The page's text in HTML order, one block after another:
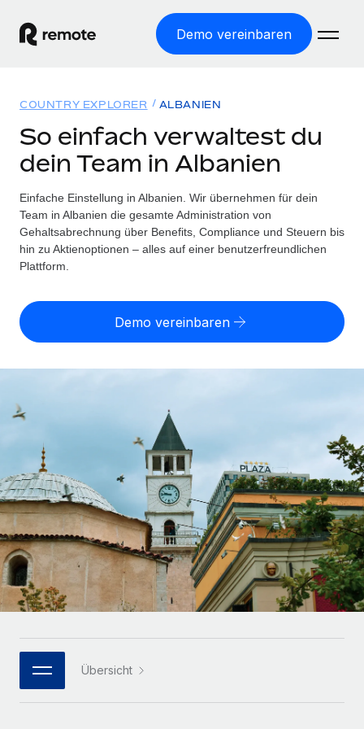
Demo vereinbaren
WELTWEITE BESCHÄFTIGUNG
Globale Payroll
Einfache, rechtssicher Payroll
Employer of Record
Weltweites Wachstum ohne Kosten für Niederlassungen
Contractor of Record
Rechtssichere, weltweite Arbeit mit Freelancer:innen
Globales Onboarding und Verwalten von
Auslagern von komplexen HR-Aufgaben
INFRASTRUKTUR
Remote Embedded
Nahtlose Integration der HR in bestehende Abläufe
Plattform
Integrierte HR-Kernfunktionen für dein Team
MCP
Integrationen
Lösungen
WELTWEITE ABDECKUNG
Country Explorer
Länderspezifische Unterstützung bei der Einstellung
Einfache Einstellung in allen US-Bundesstaaten
Agile HR- und Payroll-Lösungen für wachsende
Unternehmen
Mittelstand
Maßgeschneiderte HR-Lösungen, um Teams zu
vergrößern
Enterprise
Globale HR für Konzerne und Großunternehmen
PARTNER WERDEN
Flexible Einbettung von Global-HR-Funktionen in deine
Ressourcen
TOOLS UND RECHNER
Scheinselbstständigkeitsrisiko berechnen
Personalkostenrechner
Honorarzahlungen berechnen
Informationen zu möglichen Währungen und
Abwicklungsfristen für globale Freelancer:innen
LERNEN MIT REMOTE
Forschung und Leitfäden
Fallstudien
HR-Glossar
Bibliothek für Stellenbeschreibungen
Webinare
Preise
Deutsch
Español
Italiano
Português (Portugal)
한국어
COUNTRY EXPLORER ALBANIEN
So einfach verwaltest du
dein Team in Albanien
Einfache Einstellung in Albanien. Wir übernehmen für dein
Team in Albanien die gesamte Administration von
Gehaltsabrechnung über Benefits, Compliance und Steuern bis
hin zu Aktienoptionen – alles auf einer benutzerfreundlichen
Plattform.
Demo vereinbaren
Übersicht